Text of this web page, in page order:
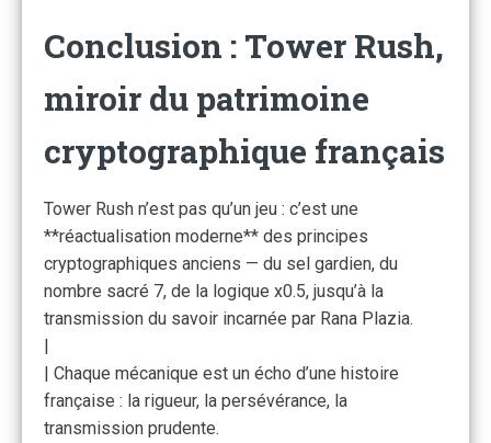
Conclusion : Tower Rush,
miroir du patrimoine
cryptographique français
Tower Rush n’est pas qu’un jeu : c’est une
**réactualisation moderne** des principes
cryptographiques anciens — du sel gardien, du
nombre sacré 7, de la logique x0.5, jusqu’à la
transmission du savoir incarnée par Rana Plazia.
|
| Chaque mécanique est un écho d’une histoire
française : la rigueur, la persévérance, la
transmission prudente.